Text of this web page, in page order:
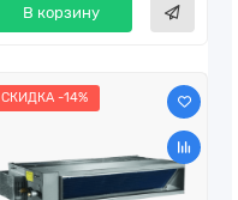
В корзину
СКИДКА -14%